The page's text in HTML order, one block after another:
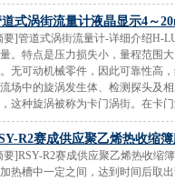
式涡街流量计液晶显示4～
要]管道式涡街流量计-详细介绍H-
。特点是压力损失小，量程范围
无可动机械零件，因此可靠性高
场中的旋涡发生体、检测探头及
这种旋涡被称为卡门涡街。在卡
R2赛成供应聚乙烯热收缩
要]RSY-R2赛成供应聚乙烯热收缩
热槽中一定之间，达到时间后取